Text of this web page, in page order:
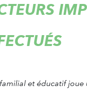
et éducatif